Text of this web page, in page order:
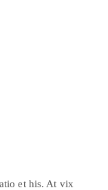
et his. At vix